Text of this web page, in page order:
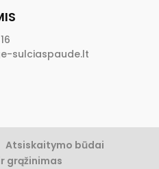
sulciaspaude.lt
Atsiskaitymo būdai
grąžinimas